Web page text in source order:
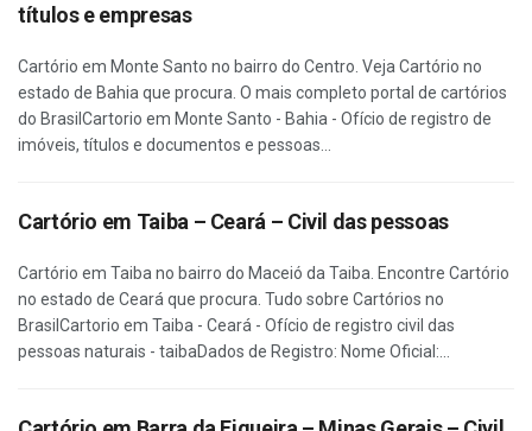
títulos e empresas
Cartório em Monte Santo no bairro do Centro. Veja Cartório no
estado de Bahia que procura. O mais completo portal de cartórios
do BrasilCartorio em Monte Santo - Bahia - Ofício de registro de
imóveis, títulos e documentos e pessoas...
Cartório em Taiba – Ceará – Civil das pessoas
Cartório em Taiba no bairro do Maceió da Taiba. Encontre Cartório
no estado de Ceará que procura. Tudo sobre Cartórios no
BrasilCartorio em Taiba - Ceará - Ofício de registro civil das
pessoas naturais - taibaDados de Registro: Nome Oficial:...